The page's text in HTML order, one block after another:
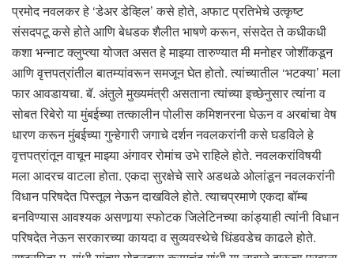
प्रमोद नवलकर हे ‘डेअर डेव्हिल’ कसे होते, अफाट प्रतिभेचे उत्कृष्ट
संसदपटू कसे होते आणि बेधडक शैलीत भाषणे करून, संसदेत ते कधीकधी
कशा भन्नाट क्लुप्त्या योजत असत हे माझ्या तारुण्यात मी मनोहर जोशींकडून
आणि वृत्तपत्रांतील बातम्यांवरून समजून घेत होतो. त्यांच्यातील ‘भटक्या’ मला
फार आवडायचा. बॅ. अंतुले मुख्यमंत्री असताना त्यांच्या इच्छेनुसार त्यांना व
सोबत रिबेरो या मुंबईच्या तत्कालीन पोलीस कमिशनरना घेऊन व अरबांचा वेष
धारण करून मुंबईच्या गुन्हेगारी जगाचे दर्शन नवलकरांनी कसे घडविले हे
वृत्तपत्रांतून वाचून माझ्या अंगावर रोमांच उभे राहिले होते. नवलकरांविषयी
मला आदरच वाटला होता. एकदा सुरक्षेचे सारे अडथळे ओलांडून नवलकरांनी
विधान परिषदेत पिस्तूल नेऊन दाखविले होते. त्याचप्रमाणे एकदा बॉम्ब
बनविण्यास आवश्यक असणार्‍या स्फोटक जिलेटिनच्या कांड्याही त्यांनी विधान
परिषदेत नेऊन सरकारच्या कायदा व सुव्यवस्थेचे धिंडवडेच काढले होते.